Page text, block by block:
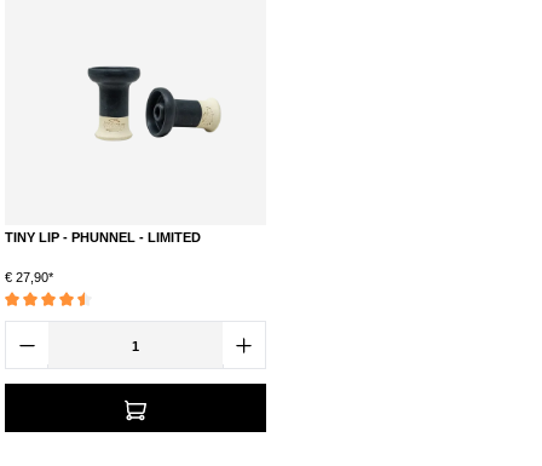
TINY LIP - PHUNNEL - LIMITED
€ 27,90*
Durchschnittliche Bewertung von 4.5 von 5 Sternen